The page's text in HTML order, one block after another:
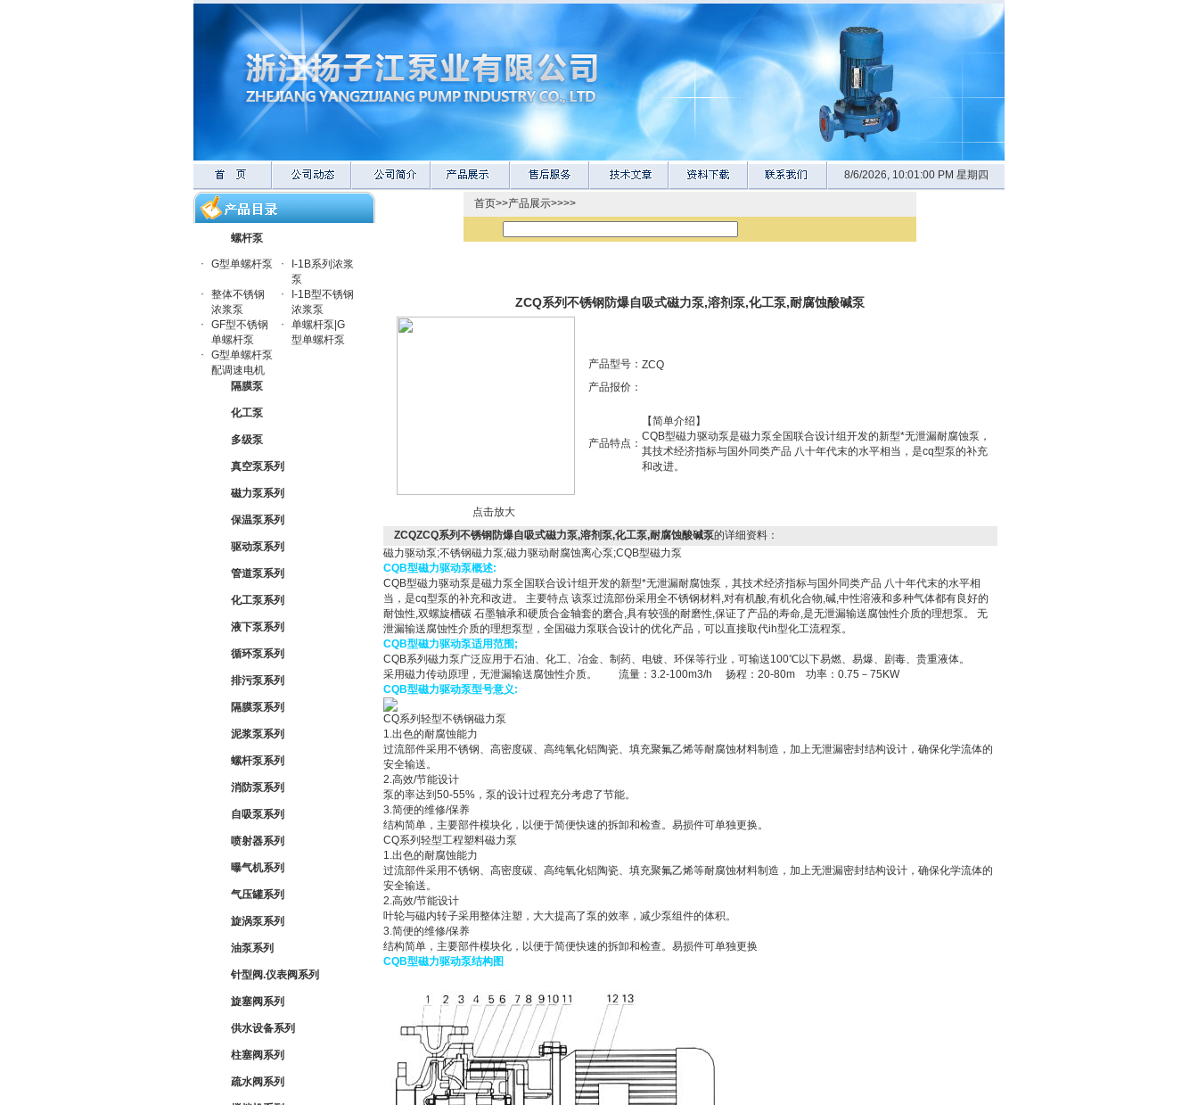
8/6/2026, 10:01:01 PM 星期四
螺杆泵
·
G型单螺杆泵 ·
I-1B系列浓浆
泵
·
整体不锈钢
浓浆泵
·
I-1B型不锈钢
浓浆泵
·
GF型不锈钢
单螺杆泵
·
单螺杆泵|G
型单螺杆泵
·
G型单螺杆泵
配调速电机
隔膜泵
化工泵
多级泵
真空泵系列
磁力泵系列
保温泵系列
驱动泵系列
管道泵系列
化工泵系列
液下泵系列
循环泵系列
排污泵系列
隔膜泵系列
泥浆泵系列
螺杆泵系列
消防泵系列
自吸泵系列
喷射器系列
曝气机系列
气压罐系列
旋涡泵系列
油泵系列
针型阀.仪表阀系列
旋塞阀系列
供水设备系列
柱塞阀系列
疏水阀系列
首页>>产品展示>>>>
ZCQ系列不锈钢防爆自吸式磁力泵,溶剂泵,化工泵,耐腐蚀酸碱泵
点击放大
产品型号： ZCQ
产品报价：
产品特点：
【简单介绍】
CQB型磁力驱动泵是磁力泵全国联合设计组开发的新型*无泄漏耐腐蚀泵，
其技术经济指标与国外同类产品 八十年代末的水平相当，是cq型泵的补充
和改进。
ZCQZCQ系列不锈钢防爆自吸式磁力泵,溶剂泵,化工泵,耐腐蚀酸碱泵的详细资料：
磁力驱动泵;不锈钢磁力泵;磁力驱动耐腐蚀离心泵;CQB型磁力泵
CQB型磁力驱动泵概述:
CQB型磁力驱动泵是磁力泵全国联合设计组开发的新型*无泄漏耐腐蚀泵，其技术经济指标与国外同类产品 八十年代末的水平相
当，是cq型泵的补充和改进。 主要特点 该泵过流部份采用全不锈钢材料,对有机酸,有机化合物,碱,中性溶液和多种气体都有良好的
耐蚀性,双螺旋槽碳 石墨轴承和硬质合金轴套的磨合,具有较强的耐磨性,保证了产品的寿命,是无泄漏输送腐蚀性介质的理想泵。 无
泄漏输送腐蚀性介质的理想泵型，全国磁力泵联合设计的优化产品，可以直接取代ih型化工流程泵。
CQB型磁力驱动泵适用范围;
CQB系列磁力泵广泛应用于石油、化工、冶金、制药、电镀、环保等行业，可输送100℃以下易燃、易爆、剧毒、贵重液体。
采用磁力传动原理，无泄漏输送腐蚀性介质。 流量：3.2-100m3/h 扬程：20-80m 功率：0.75－75KW
CQB型磁力驱动泵型号意义:
CQ系列轻型不锈钢磁力泵
1.出色的耐腐蚀能力
过流部件采用不锈钢、高密度碳、高纯氧化铝陶瓷、填充聚氟乙烯等耐腐蚀材料制造，加上无泄漏密封结构设计，确保化学流体的
安全输送。
2.高效/节能设计
泵的率达到50-55%，泵的设计过程充分考虑了节能。
3.简便的维修/保养
结构简单，主要部件模块化，以便于简便快速的拆卸和检查。易损件可单独更换。
CQ系列轻型工程塑料磁力泵
1.出色的耐腐蚀能力
过流部件采用不锈钢、高密度碳、高纯氧化铝陶瓷、填充聚氟乙烯等耐腐蚀材料制造，加上无泄漏密封结构设计，确保化学流体的
安全输送。
2.高效/节能设计
叶轮与磁内转子采用整体注塑，大大提高了泵的效率，减少泵组件的体积。
3.简便的维修/保养
结构简单，主要部件模块化，以便于简便快速的拆卸和检查。易损件可单独更换
CQB型磁力驱动泵结构图